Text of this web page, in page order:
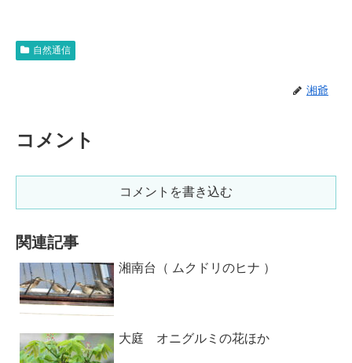
自然通信
湘爺
コメント
コメントを書き込む
関連記事
湘南台（ ムクドリのヒナ ）
大庭 オニグルミの花ほか